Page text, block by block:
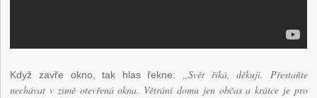
Když zavře okno, tak hlas řekne: „Svět říká, děkuji. Přestaňte
nechávat v zimě otevřená okna. Větrání domu jen občas a krátce je pro